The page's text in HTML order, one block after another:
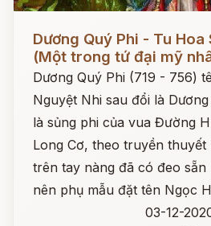
Dương Quý Phi - Tu Hoa
(Một trong tứ đại mỹ
Dương Quý Phi (719 - 756)
Nguyệt Nhi sau đổi là
là sủng phi của vua Đường
Long Cơ, theo truyền thuyết
trên tay nàng đã có đeo sẵn
nên phụ mẫu đặt tên Ngọc
03-12-